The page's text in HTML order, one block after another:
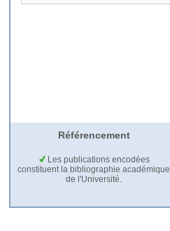
Référencement
Les publications encodées
constituent la bibliographie académique
de l'Université.